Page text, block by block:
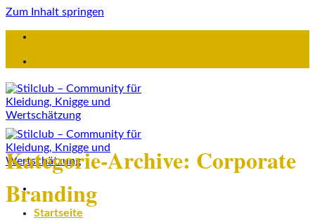
Zum Inhalt springen
Startseite
Kategorie-Archive: Corporate
Branding